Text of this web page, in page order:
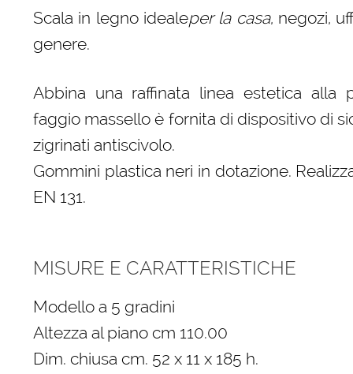
Scala in legno idealeper la casa, negozi,
genere.
Abbina una raffinata linea estetica alla
faggio massello è fornita di dispositivo di
zigrinati antiscivolo.
Gommini plastica neri in dotazione.
EN 131.
MISURE E CARATTERISTICHE
Modello a 5 gradini
Altezza al piano cm 110.00
Dim. chiusa cm. 52 x 11 x 185 h.